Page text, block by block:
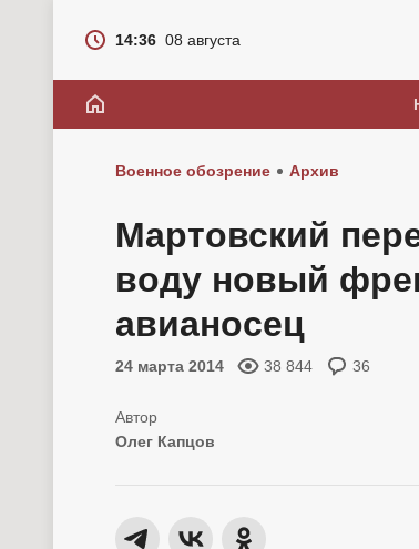
14:36 08 августа
Военное обозрение Архив
Мартовский
воду новый
авианосец
24 марта 2014 38 844 36
Олег Капцов